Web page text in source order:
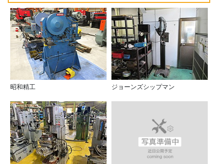
昭和精工 ジョーンズシップマン